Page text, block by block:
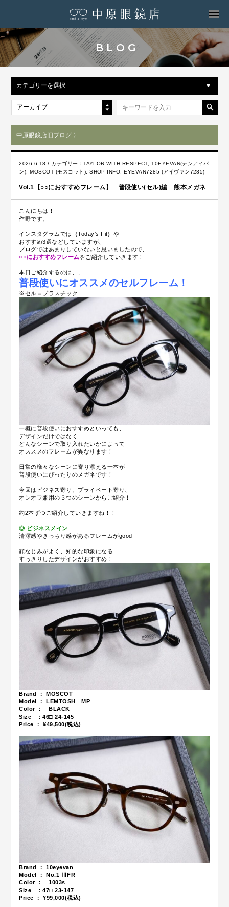
BLOG
カテゴリーを選択
アーカイブ
中原眼鏡店旧ブログ 〉
2026.6.18 / カテゴリー：TAYLOR WITH RESPECT, 10EYEVAN(テンアイバ
ン) ,MOSCOT (モスコット) ,SHOP INFO ,EYEVAN7285 (アイヴァン7285)
Vol.1【○○におすすめフレーム】 普段使い(セル)編 熊本メガネ
こんにちは！
作野です。
インスタグラムでは｛Today’s Fit｝や
おすすめ3選などしていますが、
ブログではあまりしていないと思いましたので、
○○におすすめフレーム をご紹介していきます！
本日ご紹介するのは、、
普段使いにオススメのセルフレーム！
※セル＝プラスチック
一概に普段使いにおすすめといっても、
デザインだけではなく
どんなシーンで取り入れたいかによって
オススメのフレームが異なります！
日常の様々なシーンに寄り添える一本が
普段使いにぴったりのメガネです！
今回はビジネス寄り、プライベート寄り、
オンオフ兼用の３つのシーンからご紹介！
約2本ずつご紹介していきますね！！
◎ ビジネスメイン
清潔感やきっちり感があるフレームがgood
顔なじみがよく、知的な印象になる
すっきりしたデザインがおすすめ！
Brand ： MOSCOT
Model ： LEMTOSH MP
Color ： BLACK
Size ：46□ 24-145
Price ： ¥49,500(税込)
Brand ： 10eyevan
Model ： No.1 ⅢFR
Color ： 1003s
Size ：47□ 23-147
Price ： ¥99,000(税込)